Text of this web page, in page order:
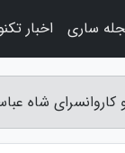
شاه
ساری اخبار